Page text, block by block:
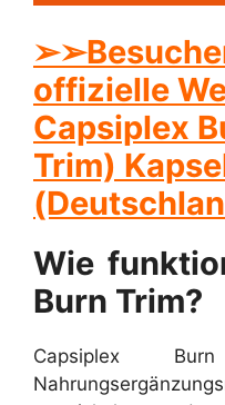
➢
offizielle
Capsiplex
Trim)
Wie
Burn Trim?
Capsiplex